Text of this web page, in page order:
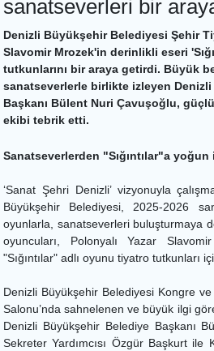
sanatseverleri bir
Denizli Büyükşehir Belediyesi Şehir
Slavomir Mrozek'in derinlikli eseri
tutkunlarını bir araya getirdi. Büyük
sanatseverlerle birlikte izleyen
Başkanı Bülent Nuri Çavuşoğlu,
ekibi tebrik etti.
Sanatseverlerden "Sığıntılar"a yoğun
‘Sanat Şehri Denizli’ vizyonuyla
Büyükşehir Belediyesi, 2025-2026
oyunlarla, sanatseverleri buluşturmaya
oyuncuları, Polonyalı Yazar
"Sığıntılar" adlı oyunu tiyatro tutkunları
Denizli Büyükşehir Belediyesi Kongre
Salonu’nda sahnelenen ve büyük ilgi
Denizli Büyükşehir Belediye Başkanı
Sekreter Yardımcısı Özgür Başkurt